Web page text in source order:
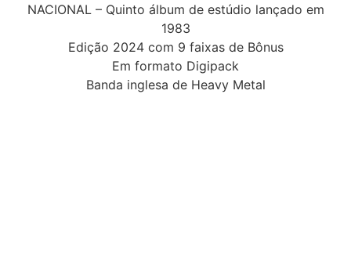
NACIONAL – Quinto álbum de estúdio lançado em
1983
Edição 2024 com 9 faixas de Bônus
Em formato Digipack
Banda inglesa de Heavy Metal